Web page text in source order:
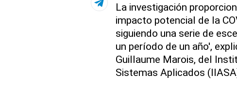
La investigación
impacto potencial de la
siguiendo una serie de
un período de un año',
Guillaume Marois, del
Sistemas Aplicados